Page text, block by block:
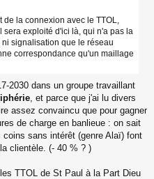
de la connexion avec le TTOL,
exploité d'ici là, qui n'a pas la
signalisation que le réseau
correspondance qu'un maillage
2030 dans un groupe travaillant
, et parce que j'ai lu divers
assez convaincu que pour gagner
de charge en banlieue : on sait
sans intérêt (genre Alaï) font
clientèle. (- 40 % ? )
TTOL de St Paul à la Part Dieu